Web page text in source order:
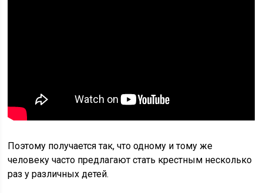
Поэтому получается так, что одному и тому же
человеку часто предлагают стать крестным несколько
раз у различных детей.